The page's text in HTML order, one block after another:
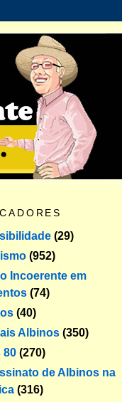
(29)
(952)
Incoerente em
(74)
(40)
Albinos (350)
80 (270)
de Albinos na
(316)